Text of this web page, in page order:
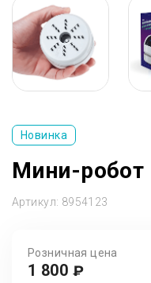
Новинка
Мини-робот
Артикул: 8954123
Розничная цена
1 800 ₽